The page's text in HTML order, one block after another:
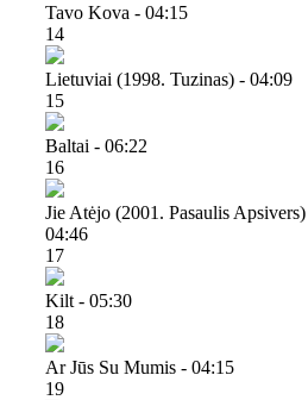
Tavo Kova - 04:15
14
Lietuviai (1998. Tuzinas) - 04:09
15
Baltai - 06:22
16
Jie Atėjo (2001. Pasaulis
04:46
17
Kilt - 05:30
18
Ar Jūs Su Mumis - 04:15
19